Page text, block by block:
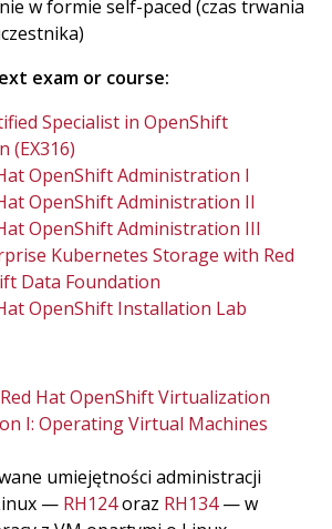
w formie self-paced (czas trwania
exam or course:
Specialist in OpenShift
(EX316)
OpenShift Administration I
OpenShift Administration II
OpenShift Administration III
Kubernetes Storage with Red
Data Foundation
OpenShift Installation Lab
Red Hat OpenShift Virtualization
I: Operating Virtual Machines
umiejętności administracji
— RH124oraz RH134— w